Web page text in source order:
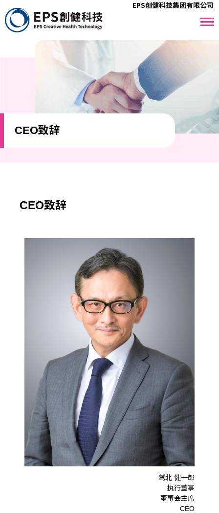
EPS创健科技集团有限公司
CEO致辞
CEO致辞
鹫北 健一郎
执⾏董事
董事会主席
CEO